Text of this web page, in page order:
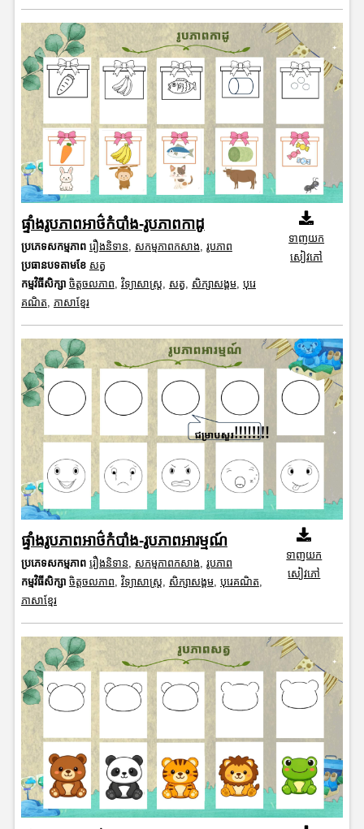
ផ្ទាំងរូបភាពអាថ៌កំបាំង-រូបភាពកាដូ
ប្រភេទសកម្មភាព រឿងនិទាន, សកម្មភាពកសាង, រូបភាព
ប្រធានបទតាមខែ សត្វ
កម្មវិធីសិក្សា ចិត្តចលភាព, វិទ្យាសាស្រ្ត, សត្វ, សិក្សាសង្គម, បុរេ
គណិត, ភាសាខ្មែរ
ទាញយក
សៀវភៅ
ផ្ទាំងរូបភាពអាថ៌កំបាំង-រូបភាពអារម្មណ៍
ប្រភេទសកម្មភាព រឿងនិទាន, សកម្មភាពកសាង, រូបភាព
កម្មវិធីសិក្សា ចិត្តចលភាព, វិទ្យាសាស្រ្ត, សិក្សាសង្គម, បុរេគណិត,
ភាសាខ្មែរ
ទាញយក
សៀវភៅ